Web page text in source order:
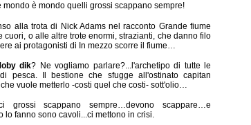
mondo è mondo quelli grossi scappano sempre!
alla trota di Nick Adams nel racconto Grande fiume
cuori, o alle altre trote enormi, strazianti, che danno filo
ai protagonisti di In mezzo scorre il fiume…
dik? Ne vogliamo parlare?...l'archetipo di tutte le
pesca. Il bestione che sfugge all'ostinato capitan
vuole metterlo -costi quel che costi- sott'olio…
grossi scappano sempre…devono scappare…e
lo fanno sono cavoli...ci mettono in crisi.